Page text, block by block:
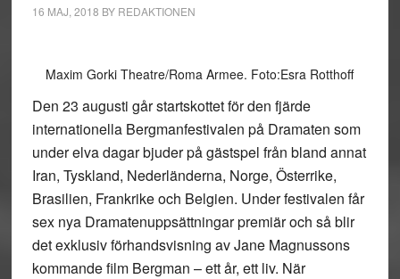
16 MAJ, 2018 BY REDAKTIONEN
Maxim Gorki Theatre/Roma Armee. Foto:Esra Rotthoff
Den 23 augusti går startskottet för den fjärde
internationella Bergmanfestivalen på Dramaten som
under elva dagar bjuder på gästspel från bland annat
Iran, Tyskland, Nederländerna, Norge, Österrike,
Brasilien, Frankrike och Belgien. Under festivalen får
sex nya Dramatenuppsättningar premiär och så blir
det exklusiv förhandsvisning av Jane Magnussons
kommande film Bergman – ett år, ett liv. När